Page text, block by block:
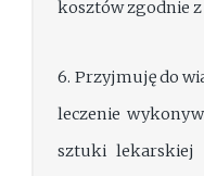
kosztów zgodnie
6. Przyjmuję do
leczenie
sztuki lekarskiej